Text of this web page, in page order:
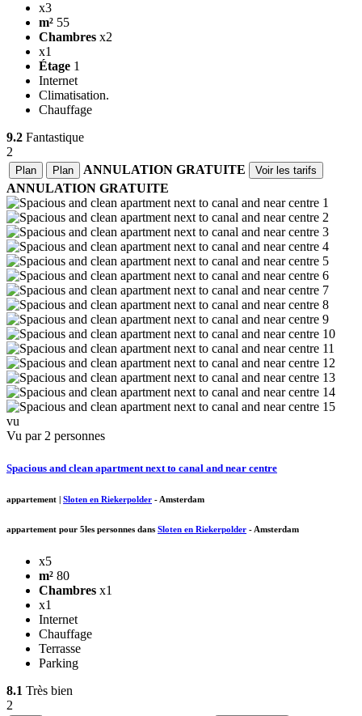
x3
m² 55
Chambres x2
x1
Étage 1
Internet
Climatisation.
Chauffage
9.2 Fantastique
2
Plan Plan ANNULATION GRATUITE Voir les tarifs
ANNULATION GRATUITE
vu
Vu par 2 personnes
Spacious and clean apartment next to canal and near centre
appartement Sloten en Riekerpolder -Amsterdam
appartement pour 5les personnes dans Sloten en Riekerpolder -Amsterdam
x5
m² 80
Chambres x1
x1
Internet
Chauffage
Terrasse
Parking
8.1 Très bien
2